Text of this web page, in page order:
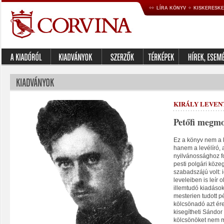
LÍRA KÖNYV
KIRÁLY
Petőfi
Ez a könyv nem
hanem a levélíró,
nyilvánossághoz
pesti polgári
szabadszájú volt:
leveleiben is leír
illemtudó
mesterien tudott
kölcsönadó azt
kisegítheti
kölcsönöket nem